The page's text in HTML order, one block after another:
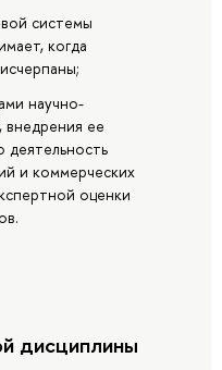
системы
когда
научно-
внедрения ее
деятельность
и коммерческих
оценки
дисциплины